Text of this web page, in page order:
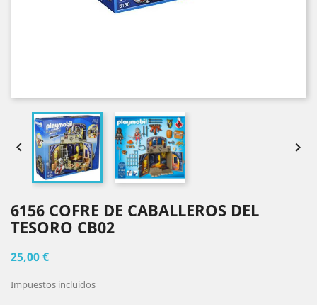
 
6156 COFRE DE CABALLEROS DEL
TESORO CB02
25,00 €
Impuestos incluidos